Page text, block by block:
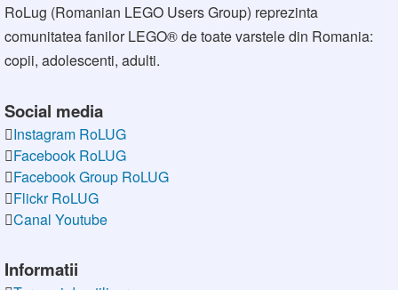
RoLug (Romanian LEGO Users Group) reprezinta
comunitatea fanilor LEGO® de toate varstele din Romania:
copii, adolescenti, adulti.
Social media
Instagram RoLUG
Facebook RoLUG
Facebook Group RoLUG
Flickr RoLUG
Canal Youtube
Informatii